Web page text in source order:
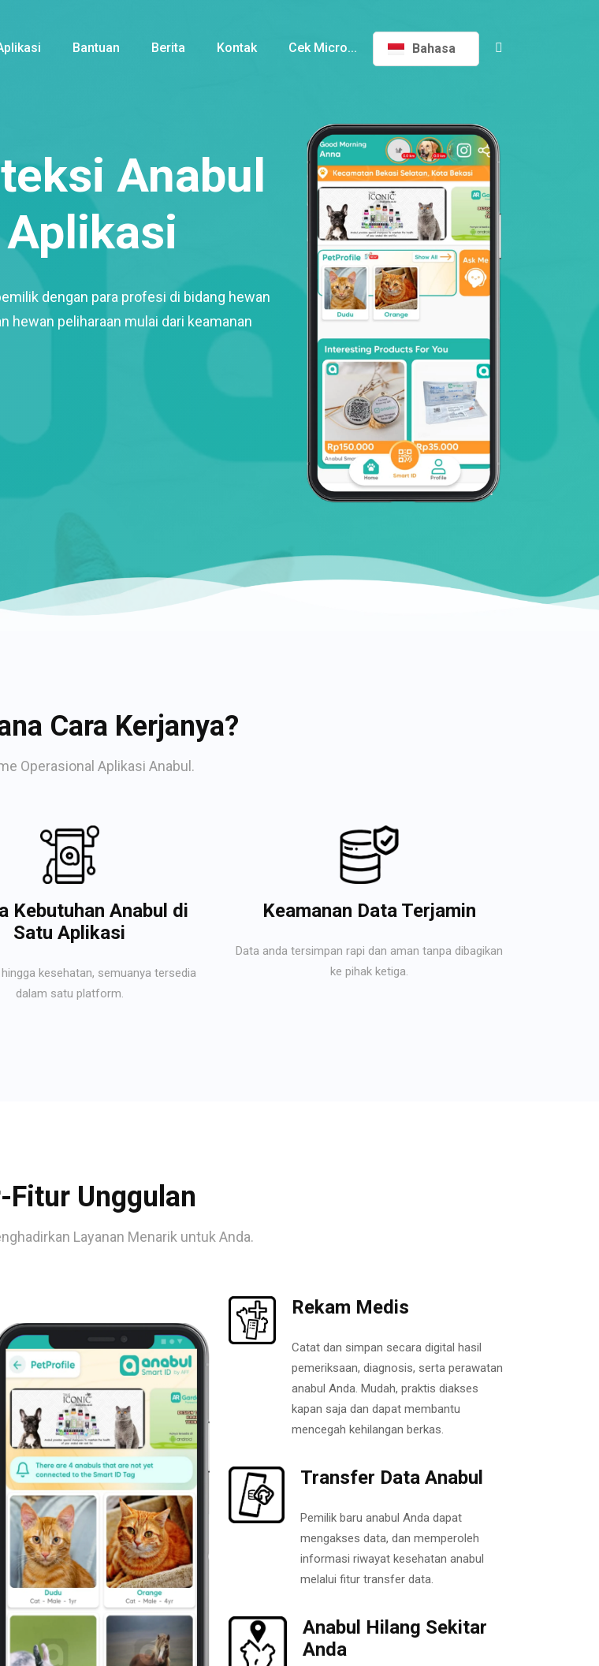
Bantuan Berita Kontak Cek Micro... Bahasa
Anabul
dengan para profesi di bidang hewan
hewan peliharaan mulai dari keamanan
Cara Kerjanya?
Operasional Aplikasi Anabul.
Kebutuhan Anabul di
Satu Aplikasi
kesehatan, semuanya tersedia
dalam satu platform.
Keamanan Data Terjamin
Data anda tersimpan rapi dan aman tanpa dibagikan
ke pihak ketiga.
Fitur Unggulan
Layanan Menarik untuk Anda.
Rekam Medis
Catat dan simpan secara digital hasil
pemeriksaan, diagnosis, serta perawatan
anabul Anda. Mudah, praktis diakses
kapan saja dan dapat membantu
mencegah kehilangan berkas.
Transfer Data Anabul
Pemilik baru anabul Anda dapat
mengakses data, dan memperoleh
informasi riwayat kesehatan anabul
melalui fitur transfer data.
Anabul Hilang Sekitar
Anda